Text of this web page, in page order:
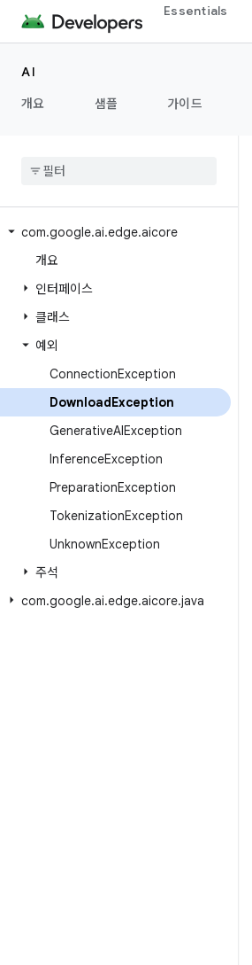
Essentials
AI
개요
샘플 가이드
com.google.ai.edge.aicore
개요
인터페이스
클래스
예외
ConnectionException
DownloadException
GenerativeAIException
InferenceException
PreparationException
TokenizationException
UnknownException
주석
com.google.ai.edge.aicore.java